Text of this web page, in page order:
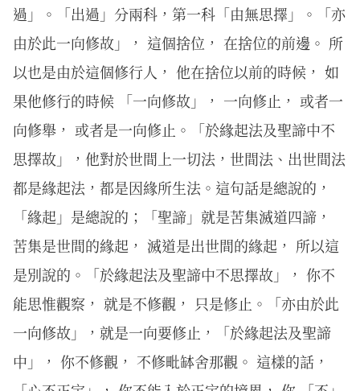
過」。「出過」分兩科，第一科「由無思擇」。「亦
由於此一向修故」， 這個捨位， 在捨位的前邊。 所
以也是由於這個修行人， 他在捨位以前的時候， 如
果他修行的時候 「一向修故」， 一向修止， 或者一
向修舉， 或者是一向修止。「於緣起法及聖諦中不
思擇故」，他對於世間上一切法，世間法、出世間法
都是緣起法，都是因緣所生法。這句話是總說的，
「緣起」是總說的；「聖諦」就是苦集滅道四諦，
苦集是世間的緣起， 滅道是出世間的緣起， 所以這
是別說的。「於緣起法及聖諦中不思擇故」， 你不
能思惟觀察， 就是不修觀， 只是修止。「亦由於此
一向修故」，就是一向要修止，「於緣起法及聖諦
中」， 你不修觀， 不修毗缽舍那觀。 這樣的話，